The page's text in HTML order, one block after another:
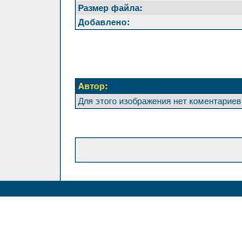
Размер файла:
Добавлено:
Автор:
Для этого изображения нет коментариев